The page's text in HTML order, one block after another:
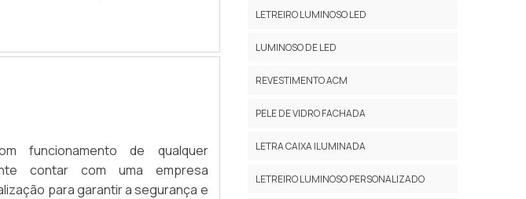
o painel de LED letreiro digital
consumo de energia e é fácil
funcionamento de qualquer
contar com uma empresa
para garantir a segurança e
LETREIRO LUMINOSO LED
LUMINOSO DE LED
REVESTIMENTO ACM
PELE DE VIDRO FACHADA
LETRA CAIXA ILUMINADA
LETREIRO LUMINOSO PERSONALIZADO